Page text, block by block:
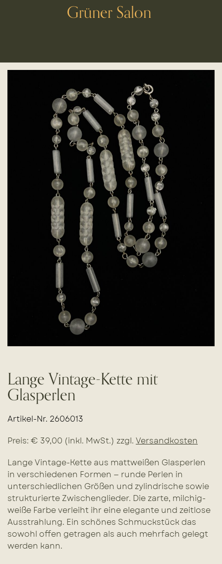
Grüner Salon
Lange Vintage-Kette mit
Glasperlen
Artikel-Nr. 2606013
Preis: € 39,00 (inkl. MwSt.) zzgl. Versandkosten
Lange Vintage-Kette aus mattweißen Glasperlen
in verschiedenen Formen — runde Perlen in
unterschiedlichen Größen und zylindrische sowie
strukturierte Zwischenglieder. Die zarte, milchig-
weiße Farbe verleiht ihr eine elegante und zeitlose
Ausstrahlung. Ein schönes Schmuckstück das
sowohl offen getragen als auch mehrfach gelegt
werden kann.